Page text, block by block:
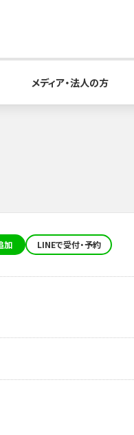
メディア・法人の方
加 LINEで受付・予約